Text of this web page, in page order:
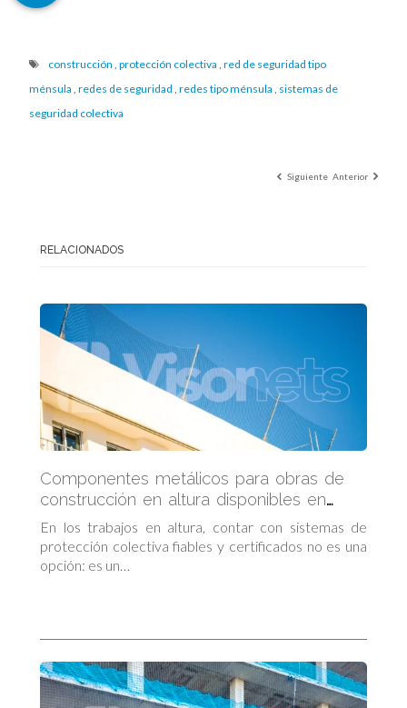
construcción protección colectiva red de seguridad tipo
ménsula redes de seguridad redes tipo ménsula sistemas de
seguridad colectiva
Siguiente Anterior
RELACIONADOS
Componentes metálicos para obras de
construcción en altura disponibles en
Visornets
En los trabajos en altura, contar con sistemas de
protección colectiva fiables y certificados no es una
opción: es un…